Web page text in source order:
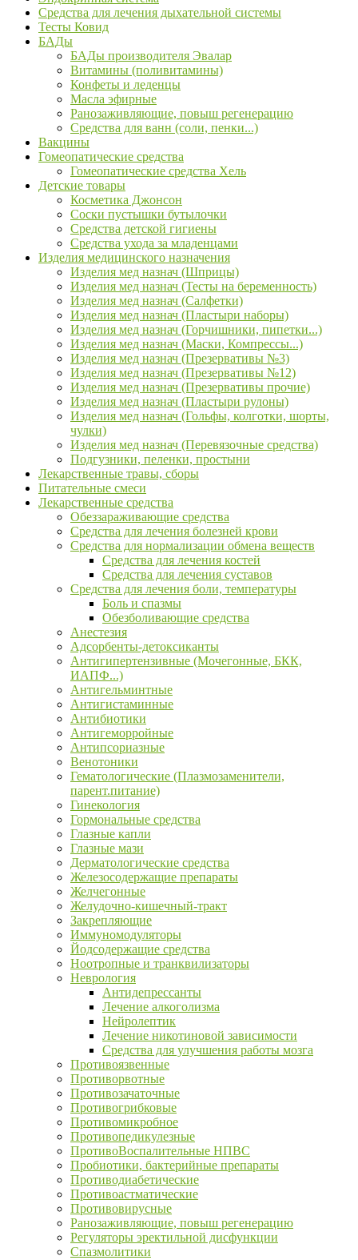
Средства для лечения дыхательной системы
Тесты Ковид
БАДы
БАДы производителя Эвалар
Витамины (поливитамины)
Конфеты и леденцы
Масла эфирные
Ранозаживляющие, повыш регенерацию
Средства для ванн (соли, пенки...)
Вакцины
Гомеопатические средства
Гомеопатические средства Хель
Детские товары
Косметика Джонсон
Соски пустышки бутылочки
Средства детской гигиены
Средства ухода за младенцами
Изделия медицинского назначения
Изделия мед назнач (Шприцы)
Изделия мед назнач (Тесты на беременность)
Изделия мед назнач (Салфетки)
Изделия мед назнач (Пластыри наборы)
Изделия мед назнач (Горчишники, пипетки...)
Изделия мед назнач (Маски, Компрессы...)
Изделия мед назнач (Презервативы №3)
Изделия мед назнач (Презервативы №12)
Изделия мед назнач (Презервативы прочие)
Изделия мед назнач (Пластыри рулоны)
Изделия мед назнач (Гольфы, колготки, шорты,
чулки)
Изделия мед назнач (Перевязочные средства)
Подгузники, пеленки, простыни
Лекарственные травы, сборы
Питательные смеси
Лекарственные средства
Обеззараживающие средства
Средства для лечения болезней крови
Средства для нормализации обмена веществ
Средства для лечения костей
Средства для лечения суставов
Средства для лечения боли, температуры
Боль и спазмы
Обезболивающие средства
Анестезия
Адсорбенты-детоксиканты
Антигипертензивные (Мочегонные, БКК,
ИАПФ...)
Антигельминтные
Антигистаминные
Антибиотики
Антигеморройные
Антипсориазные
Венотоники
Гематологические (Плазмозаменители,
парент.питание)
Гинекология
Гормональные средства
Глазные капли
Глазные мази
Дерматологические средства
Железосодержащие препараты
Желчегонные
Желудочно-кишечный-тракт
Закрепляющие
Иммуномодуляторы
Йодсодержащие средства
Ноотропные и транквилизаторы
Неврология
Антидепрессанты
Лечение алкоголизма
Нейролептик
Лечение никотиновой зависимости
Средства для улучшения работы мозга
Противоязвенные
Противорвотные
Противозачаточные
Противогрибковые
Противомикробное
Противопедикулезные
ПротивоВоспалительные НПВС
Пробиотики, бактерийные препараты
Противодиабетические
Противоастматические
Противовирусные
Ранозаживляющие, повыш регенерацию
Регуляторы эректильной дисфункции
Спазмолитики